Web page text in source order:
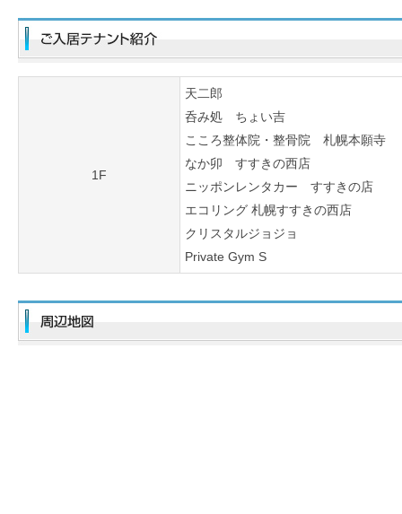
1F
天二郎
呑み処 ちょい吉
こころ整体院・整骨院 札幌本願寺
なか卯 すすきの西店
ニッポンレンタカー すすきの店
エコリング 札幌すすきの西店
クリスタルジョジョ
Private Gym S